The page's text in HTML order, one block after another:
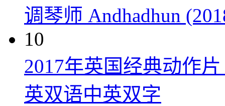
调琴师 Andhadhun
10
2017年英国经典动作
英双语中英双字